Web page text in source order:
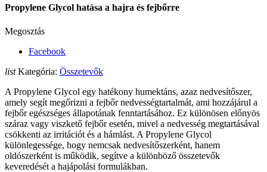
Propylene Glycol hatása a hajra és fejbőrre
Megosztás
Facebook
list Kategória: Összetevők
A Propylene Glycol egy hatékony humektáns, azaz nedvesítőszer,
amely segít megőrizni a fejbőr nedvességtartalmát, ami hozzájárul a
fejbőr egészséges állapotának fenntartásához. Ez különösen előnyös
száraz vagy viszkető fejbőr esetén, mivel a nedvesség megtartásával
csökkenti az irritációt és a hámlást. A Propylene Glycol
különlegessége, hogy nemcsak nedvesítőszerként, hanem
oldószerként is működik, segítve a különböző összetevők
keveredését a hajápolási formulákban.